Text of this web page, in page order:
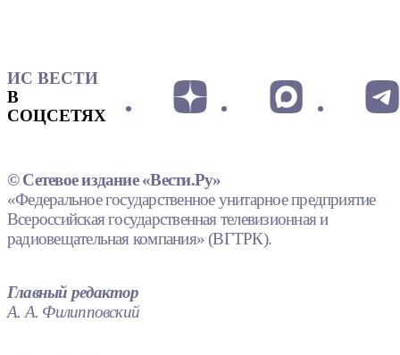
ИС ВЕСТИ
В
СОЦСЕТЯХ
© Сетевое издание «Вести.Ру»
«Федеральное государственное унитарное предприятие
Всероссийская государственная телевизионная и
радиовещательная компания» (ВГТРК).
Главный редактор
А. А. Филипповский